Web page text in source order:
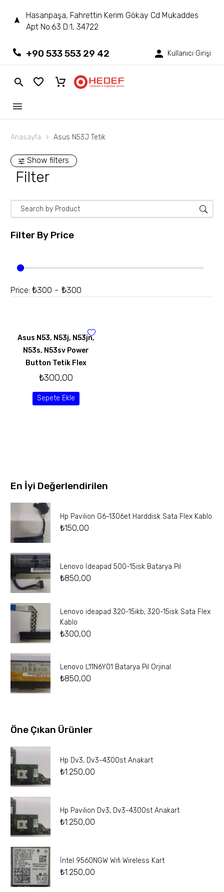
Hasanpaşa, Fahrettin Kerim Gökay Cd Mukaddes
Apt No:63 D:1, 34722
+90 533 553 29 42 Kullanıcı Girişi
Anasayfa Asus N53J Tetik
Show filters
Filter
Filter By Price
Price: ₺300 - ₺300
Asus N53, N53j, N53jn,
N53s, N53sv Power
Button Tetik Flex
₺300,00
Sepete Ekle
En İyi Değerlendirilen
Hp Pavilion G6-1306et Harddisk Sata Flex Kablo
₺150,00
Lenovo İdeapad 500-15isk Batarya Pil
₺850,00
Lenovo ideapad 320-15ikb, 320-15isk Sata Flex
Kablo
₺300,00
Lenovo L11N6Y01 Batarya Pil Orjinal
₺850,00
Öne Çıkan Ürünler
Hp Dv3, Dv3-4300st Anakart
₺1.250,00
Hp Pavilion Dv3, Dv3-4300st Anakart
₺1.250,00
İntel 9560NGW Wifi Wireless Kart
₺1.250,00